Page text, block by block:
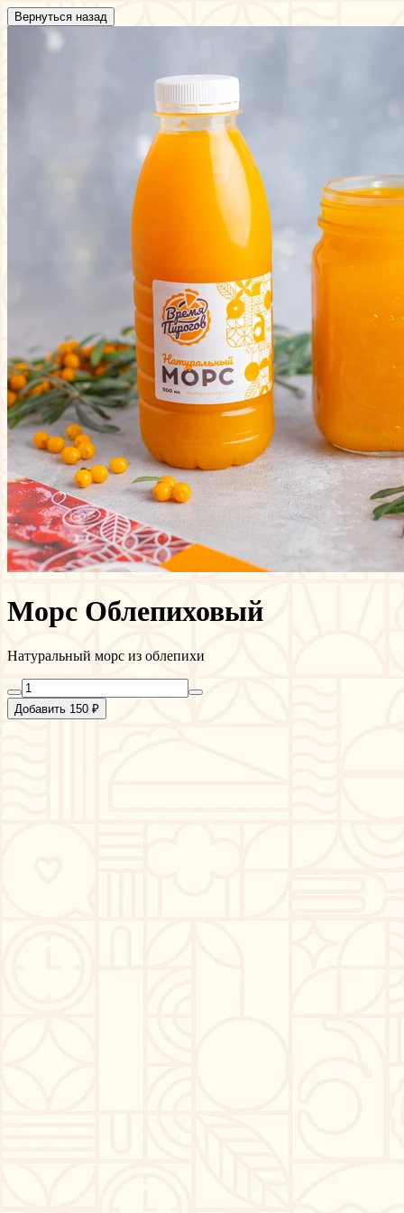
Вернуться назад
Морс Облепиховый
Натуральный морс из облепихи
Добавить 150 ₽